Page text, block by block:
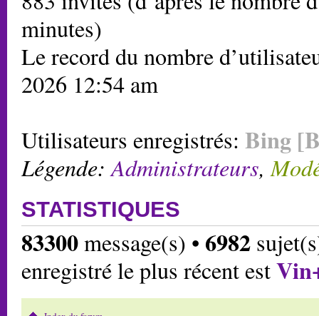
minutes)
Le record du nombre
2026 12:54 am
Utilisateurs enregistrés: Bing
Légende:Administrateurs,
STATISTIQUES
83300message(s) • 6982
enregistré le plus récent est